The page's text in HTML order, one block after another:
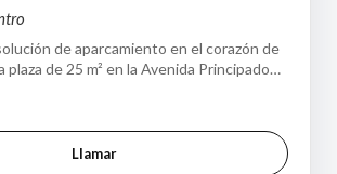
de aparcamiento en el corazón de
plaza de 25 m² en la Avenida Principado
Llamar